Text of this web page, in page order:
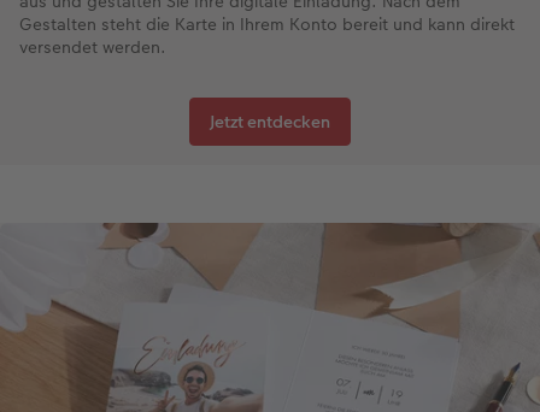
Gestalten steht die Karte in Ihrem Konto bereit und kann direkt
versendet werden.
Jetzt entdecken